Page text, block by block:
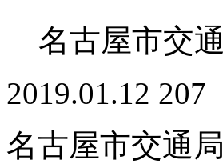
名古屋市交
2019.01.12 207
名古屋市交通